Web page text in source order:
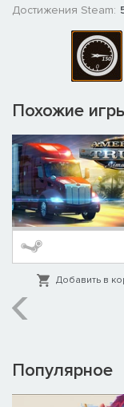
Достижения Steam:
Похожие
Добавить в
Популярное